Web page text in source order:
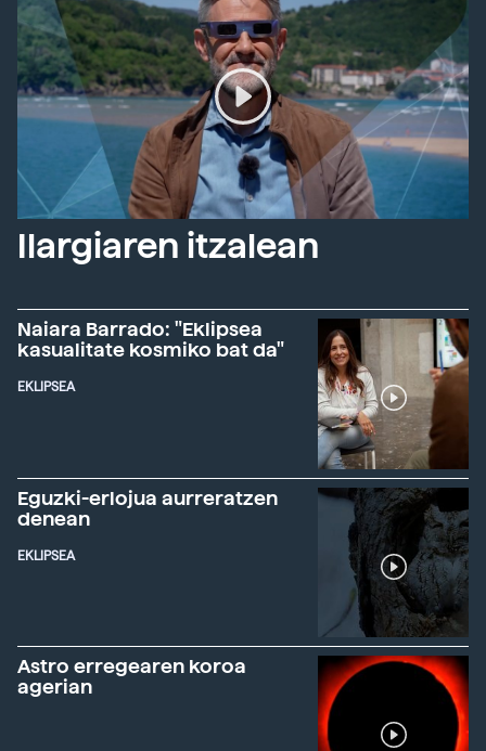
Ilargiaren itzalean
Naiara Barrado: "Eklipsea
kasualitate kosmiko bat da"
EKLIPSEA
Eguzki-erlojua aurreratzen
denean
EKLIPSEA
Astro erregearen koroa
agerian